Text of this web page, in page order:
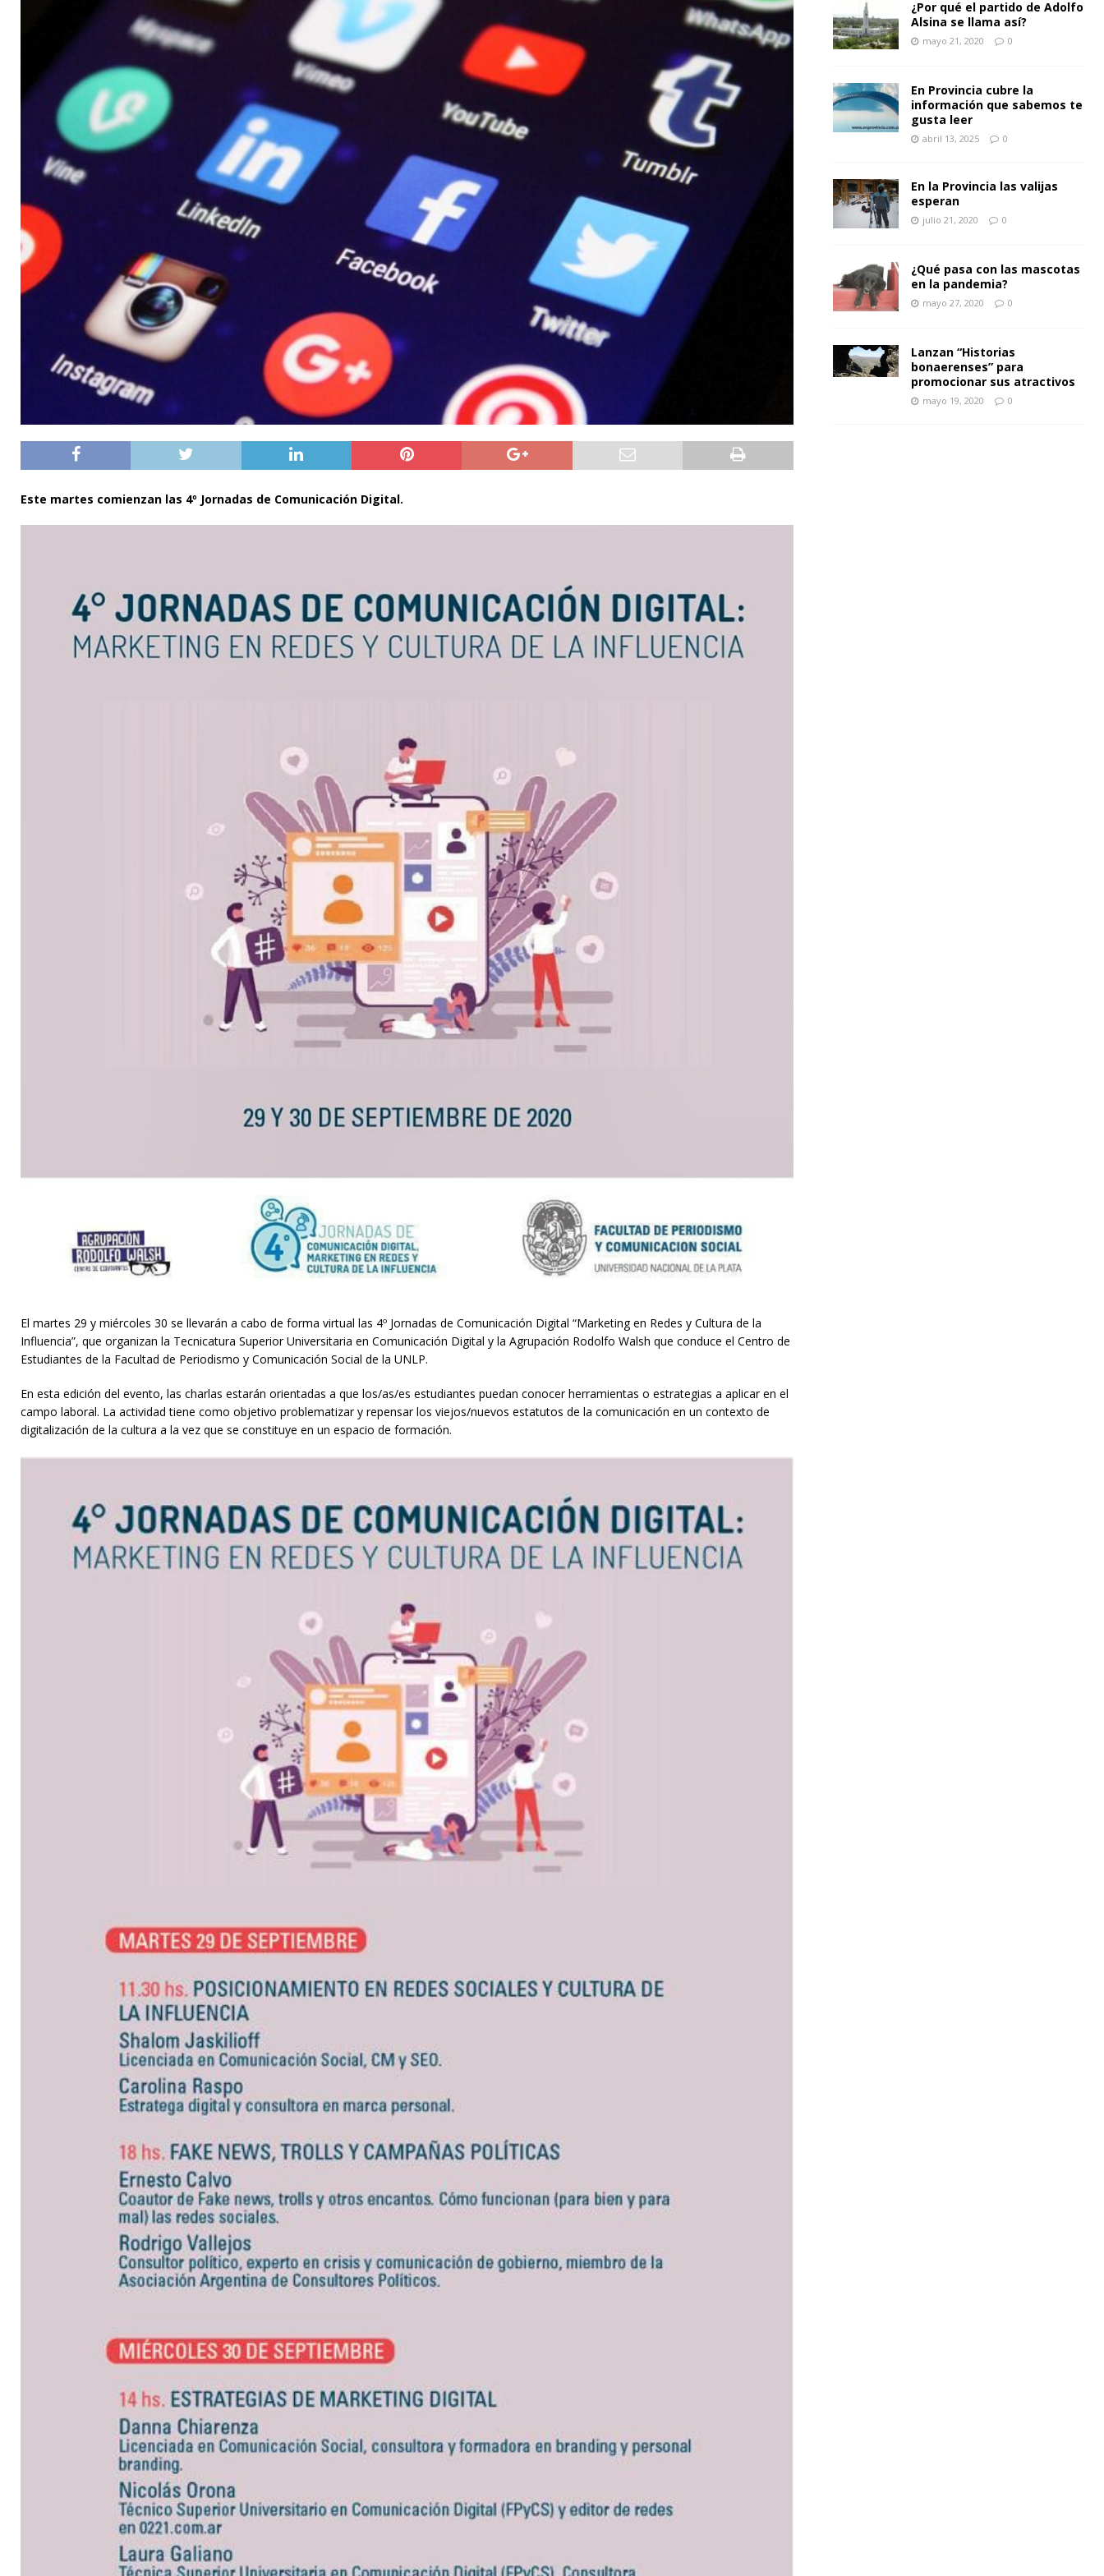
Este martes comienzan las 4º Jornadas de Comunicación Digital.
El martes 29 y miércoles 30 se llevarán a cabo de forma virtual las 4º Jornadas de Comunicación Digital “Marketing en Redes y Cultura de la
Influencia”, que organizan la Tecnicatura Superior Universitaria en Comunicación Digital y la Agrupación Rodolfo Walsh que conduce el Centro de
Estudiantes de la Facultad de Periodismo y Comunicación Social de la UNLP.
En esta edición del evento, las charlas estarán orientadas a que los/as/es estudiantes puedan conocer herramientas o estrategias a aplicar en el
campo laboral. La actividad tiene como objetivo problematizar y repensar los viejos/nuevos estatutos de la comunicación en un contexto de
digitalización de la cultura a la vez que se constituye en un espacio de formación.
¿Por qué el partido de Adolfo
Alsina se llama así?
mayo 21, 2020 0
En Provincia cubre la
información que sabemos te
gusta leer
abril 13, 2025 0
En la Provincia las valijas
esperan
julio 21, 2020 0
¿Qué pasa con las mascotas
en la pandemia?
mayo 27, 2020 0
Lanzan “Historias
bonaerenses” para
promocionar sus atractivos
mayo 19, 2020 0